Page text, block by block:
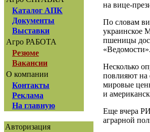
Каталог АПК
Документы
Выставки
Агро РАБОТА
Резюме
Вакансии
О компании
Контакты
Реклама
На главную
Авторизация
на вице-
По словам
украинское
пшеницы
«Ведомости».
Несколько
повлияют на
мировые
и
Еще вчера
аграрной